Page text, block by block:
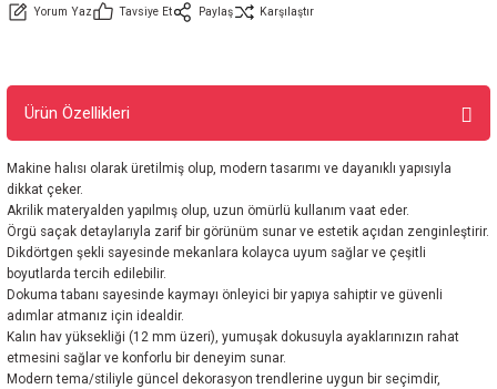
Yorum Yaz Tavsiye Et Paylaş Karşılaştır
Ürün Özellikleri
Makine halısı olarak üretilmiş olup, modern tasarımı ve dayanıklı yapısıyla
dikkat çeker.
Akrilik materyalden yapılmış olup, uzun ömürlü kullanım vaat eder.
Örgü saçak detaylarıyla zarif bir görünüm sunar ve estetik açıdan zenginleştirir.
Dikdörtgen şekli sayesinde mekanlara kolayca uyum sağlar ve çeşitli
boyutlarda tercih edilebilir.
Dokuma tabanı sayesinde kaymayı önleyici bir yapıya sahiptir ve güvenli
adımlar atmanız için idealdir.
Kalın hav yüksekliği (12 mm üzeri), yumuşak dokusuyla ayaklarınızın rahat
etmesini sağlar ve konforlu bir deneyim sunar.
Modern tema/stiliyle güncel dekorasyon trendlerine uygun bir seçimdir,